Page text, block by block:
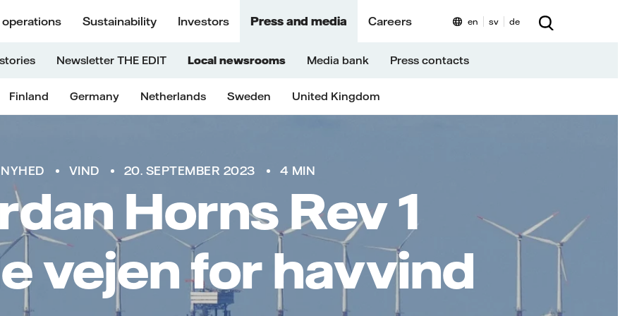
operations Sustainability Investors Press and media Careers
Newsletter THE EDIT Local newsrooms Media bank Press contacts
Finland Germany Netherlands Sweden United Kingdom
en sv de
NYHED VIND 20. SEPTEMBER 2023 4 MIN
Horns Rev 1
vejen for havvind